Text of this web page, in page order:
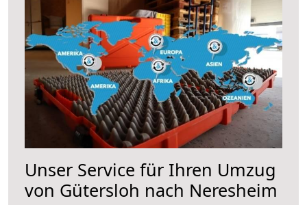
Unser Service für Ihren Umzug
von Gütersloh nach Neresheim